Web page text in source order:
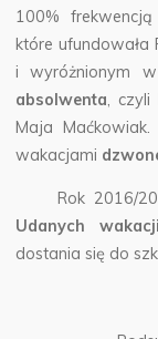
100%
które ufundowała
i wyróżnionym w
absolwenta, czyli
Maja
wakacjami
Rok 2016/
Udanych wakacji
dostania się do